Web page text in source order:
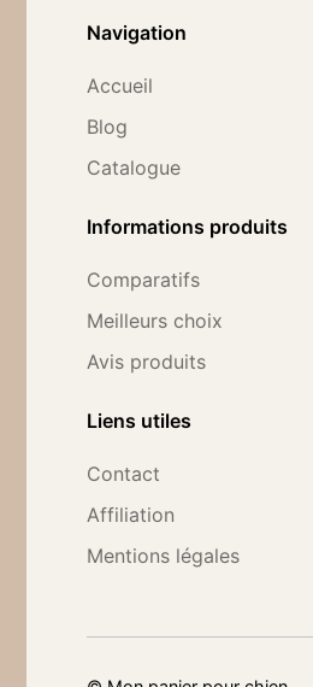
Navigation
Accueil
Blog
Catalogue
Informations produits
Comparatifs
Meilleurs choix
Avis produits
Liens utiles
Contact
Affiliation
Mentions légales